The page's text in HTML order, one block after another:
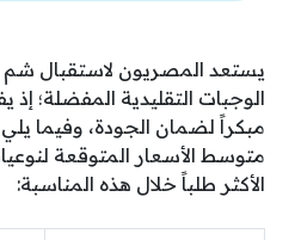
يستعد المصريون لاستقبال شم
الوجبات التقليدية المفضلة؛
مبكراً لضمان الجودة، وفيما
متوسط الأسعار المتوقعة
الأكثر طلباً خلال هذه المناسبة: